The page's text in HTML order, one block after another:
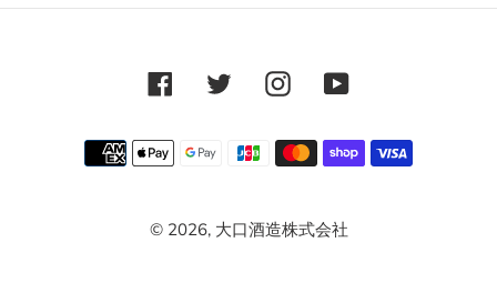
FacebookTwitterInstagramYouTube
決
法
© 2026, 大口酒造株式会社